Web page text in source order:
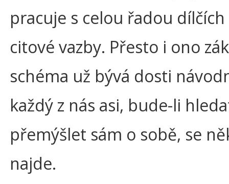
pracuje s celou řadou
citové vazby. Přesto i ono
schéma už bývá dosti
každý z nás asi, bude-li
přemýšlet sám o sobě, se
najde.